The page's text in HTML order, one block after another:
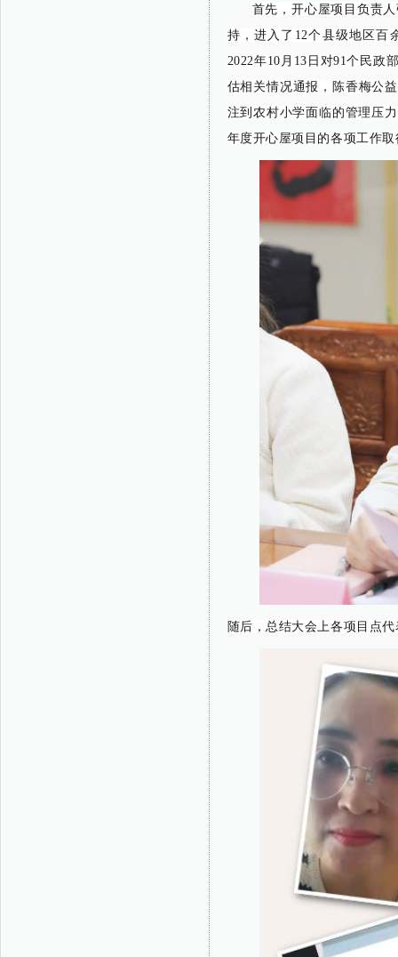
首先，开心屋项目负责
持，进入了12个县级地区百
2022年10月13日对91个民政
估相关情况通报，陈香梅公
注到农村小学面临的管理压
年度开心屋项目的各项工作
随后，总结大会上各项目点